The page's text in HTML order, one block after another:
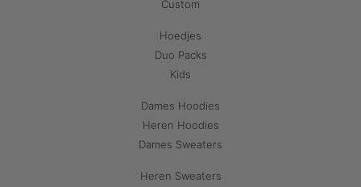
Custom
Hoedjes
Duo Packs
Kids
Dames Hoodies
Heren Hoodies
Dames Sweaters
Heren Sweaters